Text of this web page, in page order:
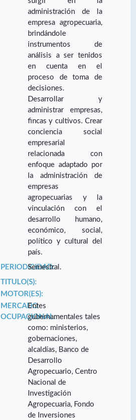
administración de la
empresa agropecuaria,
brindándole
instrumentos de
análisis a ser tenidos
en cuenta en el
proceso de toma de
decisiones.
Desarrollar y
administrar empresas,
fincas y cultivos. Crear
conciencia social
empresarial
relacionada con
enfoque adaptado por
la administración de
empresas
agropecuarias y la
vinculación con el
desarrollo humano,
económico, social,
político y cultural del
país.
PERIODICIDAD:
Semestral.
TITULO(S):
MOTOR(ES):
MERCADO
OCUPACIONAL:
Entes
gubernamentales tales
como: ministerios,
gobernaciones,
alcaldías, Banco de
Desarrollo
Agropecuario, Centro
Nacional de
Investigación
Agropecuaria, Fondo
de Inversiones